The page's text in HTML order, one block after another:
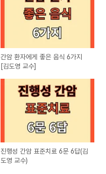
간암 환자에게 좋은 음식 6가지
[김도영 교수]
진행성 간암 표준치료 6문 6답(김
도영 교수)